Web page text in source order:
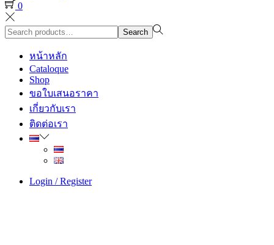
0
Search
for:>
Search
หน้าหลัก
Cataloque
Shop
ขอใบเสนอราคา
เกี่ยวกับเรา
ติดต่อเรา
Login / Register